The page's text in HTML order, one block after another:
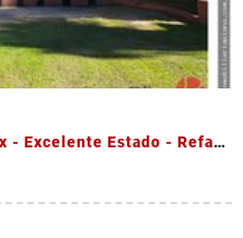
Dúplex en Venta - Zona Dúplex - Excelente Estado - Refaccionado